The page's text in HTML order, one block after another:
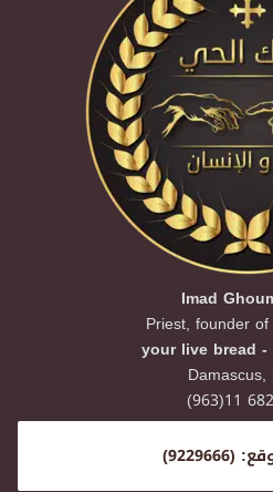
Imad
Priest, founder
Damascus,
(963)11